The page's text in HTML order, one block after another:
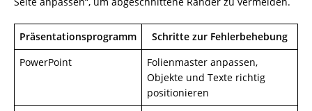
Präsentationsprogramm
Schritte zur Fehlerbehebung
PowerPoint
Folienmaster anpassen,
Objekte und Texte richtig
positionieren